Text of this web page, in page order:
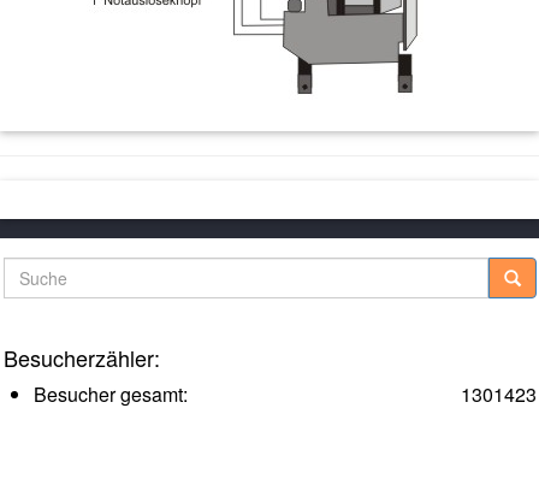
Suche
Besucherzähler:
1301423
Besucher gesamt: